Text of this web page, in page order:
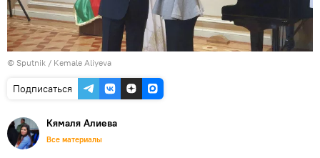
© Sputnik / Kemale Aliyeva
Подписаться
Кямаля Алиева
Все материалы